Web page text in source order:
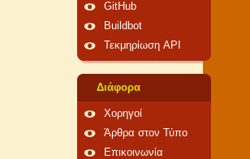
GitHub
Buildbot
Τεκμηρίωση API
Διάφορα
Χορηγοί
Άρθρα στον Τύπο
Επικοινωνία